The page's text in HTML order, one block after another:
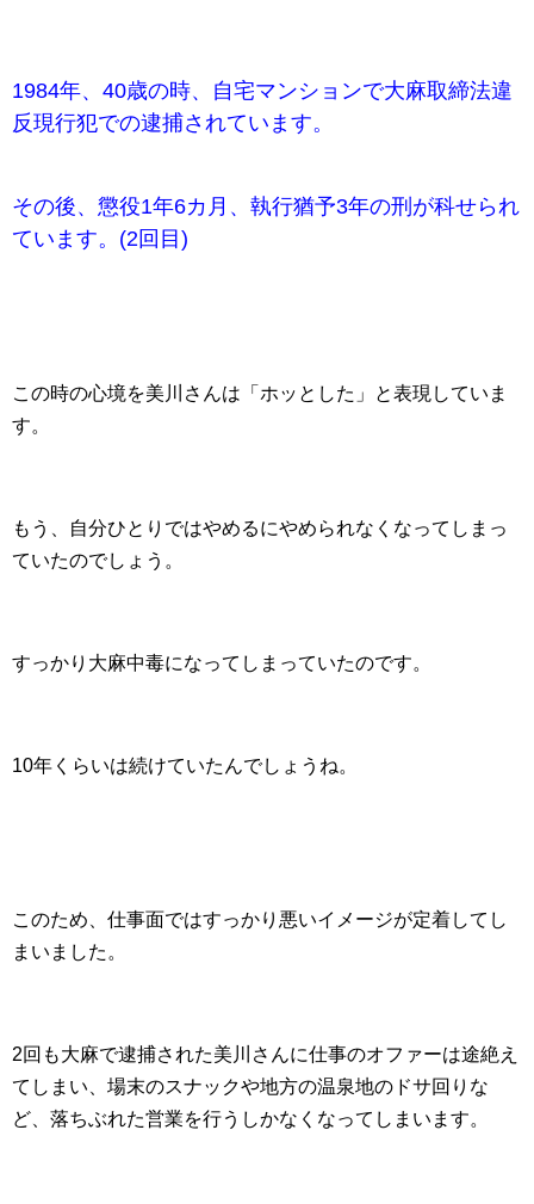
1984年、40歳の時、自宅マンションで大麻取締法違
反現行犯での逮捕されています。
その後、懲役1年6カ月、執行猶予3年の刑が科せられ
ています。(2回目)
この時の心境を美川さんは「ホッとした」と表現していま
す。
もう、自分ひとりではやめるにやめられなくなってしまっ
ていたのでしょう。
すっかり大麻中毒になってしまっていたのです。
10年くらいは続けていたんでしょうね。
このため、仕事面ではすっかり悪いイメージが定着してし
まいました。
2回も大麻で逮捕された美川さんに仕事のオファーは途絶え
てしまい、場末のスナックや地方の温泉地のドサ回りな
ど、落ちぶれた営業を行うしかなくなってしまいます。